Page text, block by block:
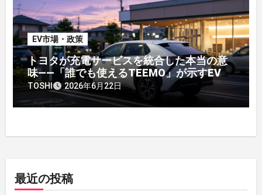
EV市場・政策
トヨタが充電サービスを統合した本当の意
味——「誰でも使えるTEEMO」が示すEV戦
略の転換点
TOSHI 2026年6月22日
最近の投稿